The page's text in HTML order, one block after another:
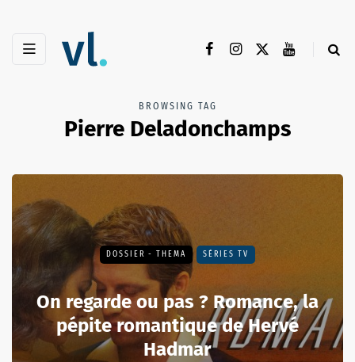
BROWSING TAG
Pierre Deladonchamps
DOSSIER - THEMA SÉRIES TV
On regarde ou pas ? Romance, la
pépite romantique de Hervé
Hadmar